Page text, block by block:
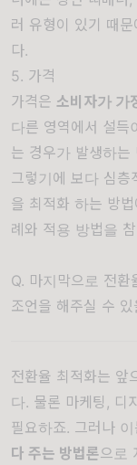
러 유형이 있기 때
다.
5. 가격
가격은 소비자가 가
다른 영역에서 설
는 경우가 발생하는
그렇기에 보다 심
을 최적화 하는 방
례와 적용 방법 을
Q. 마지막으로 전환
조언을 해주실 수 있
전환율 최적화는 앞
다. 물론 마케팅, 디
필요하죠. 그러나 이
다 주는 방법론으로